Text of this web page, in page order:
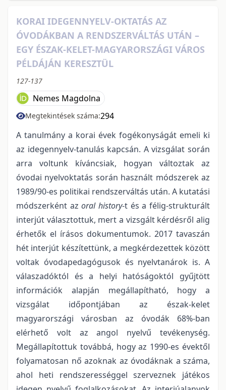
KORAI IDEGENNYELV-OKTATÁS AZ
ÓVODÁKBAN A RENDSZERVÁLTÁS UTÁN –
EGY ÉSZAK-KELET-MAGYARORSZÁGI VÁROS
PÉLDÁJÁN KERESZTÜL
127-137
Nemes Magdolna
Megtekintések száma:294
A tanulmány a korai évek fogékonyságát emeli ki
az idegennyelv-tanulás kapcsán. A vizsgálat során
arra voltunk kíváncsiak, hogyan változtak az
óvodai nyelvoktatás során használt módszerek az
1989/90-es politikai rendszerváltás után. A kutatási
módszerként azoral history-t és a félig-strukturált
interjút választottuk, mert a vizsgált kérdésről alig
érhetők el írásos dokumentumok. 2017 tavaszán
hét interjút készítettünk, a megkérdezettek között
voltak óvodapedagógusok és nyelvtanárok is. A
válaszadóktól és a helyi hatóságoktól gyűjtött
információk alapján megállapítható, hogy a
vizsgálat időpontjában az észak-kelet
magyarországi városban az óvodák 68%-ban
elérhető volt az angol nyelvű tevékenység.
Megállapítottuk továbbá, hogy az 1990-es évektől
folyamatosan nő azoknak az óvodáknak a száma,
ahol heti rendszerességgel szerveznek játékos